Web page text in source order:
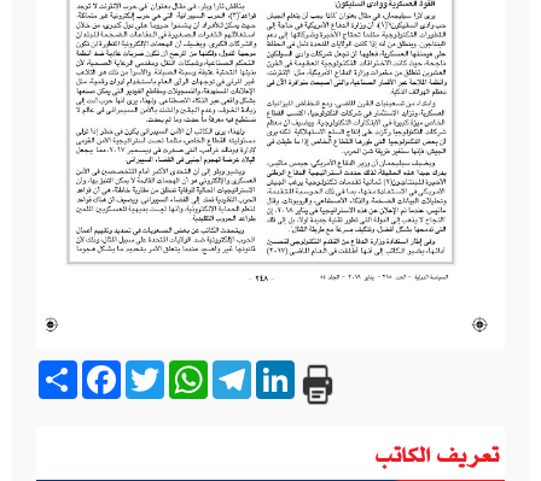
Share
FacebookTwitter
WhatsApp
Telegram
LinkedIn
تعريف الكاتب